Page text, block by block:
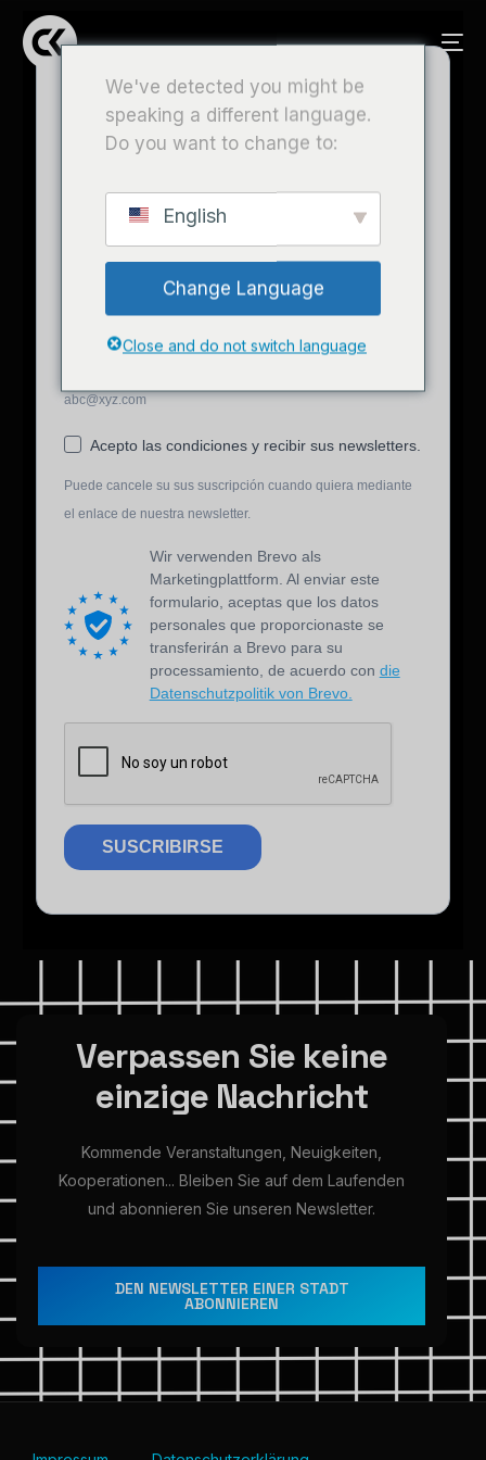
Newsletter
unsere Neuigkeiten zu erhalten.
Stellen Sie Ihre E-Mail-Adresse ein, um sich
abc@xyz.com
Acepto las condiciones y recibir sus newsletters.
Puede cancele su sus suscripción cuando quiera mediante
el enlace de nuestra newsletter.
Wir verwenden Brevo als
Marketingplattform. Al enviar este
formulario, aceptas que los datos
personales que proporcionaste se
transferirán a Brevo para su
processamiento, de acuerdo con die
Datenschutzpolitik von Brevo.
SUSCRIBIRSE
Verpassen Sie keine
einzige Nachricht
Kommende Veranstaltungen, Neuigkeiten,
Kooperationen... Bleiben Sie auf dem Laufenden
und abonnieren Sie unseren Newsletter.
DEN NEWSLETTER EINER STADT
ABONNIEREN
DE
We've detected you might be
speaking a different language.
Do you want to change to:
English
Change Language
Close and do not switch language